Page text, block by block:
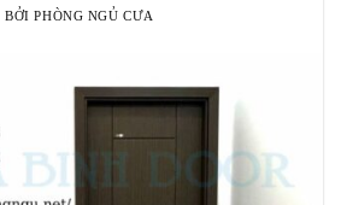
BỞIPHÒNG NGỦ CƯA